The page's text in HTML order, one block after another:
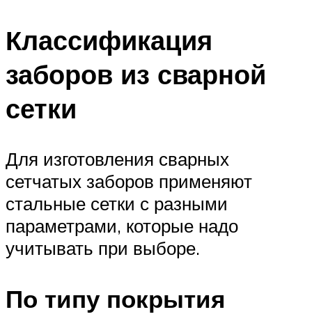
Классификация
заборов из сварной
сетки
Для изготовления сварных
сетчатых заборов применяют
стальные сетки с разными
параметрами, которые надо
учитывать при выборе.
По типу покрытия